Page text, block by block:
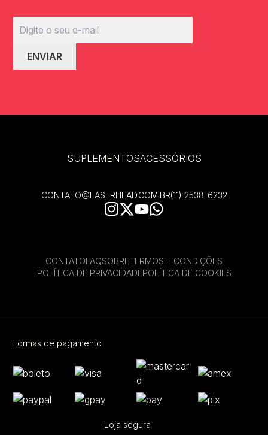
SUPLEMENTOSACESSÓRIOS
CONTATO@LASERHEAD.COM.BR(11) 2538-6232
CONTATOFAQSOBRETERMOS E CONDIÇÕES
POLÍTICA DE PRIVACIDADEPOLÍTICA DE COOKIES
Formas de pagamento
Loja segura